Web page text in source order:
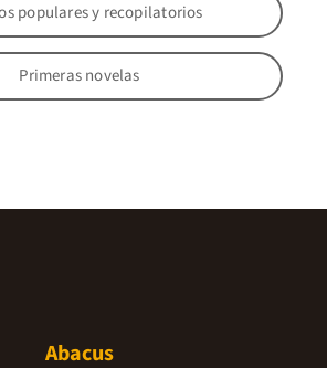
populares y recopilatorios
Primeras novelas
Abacus